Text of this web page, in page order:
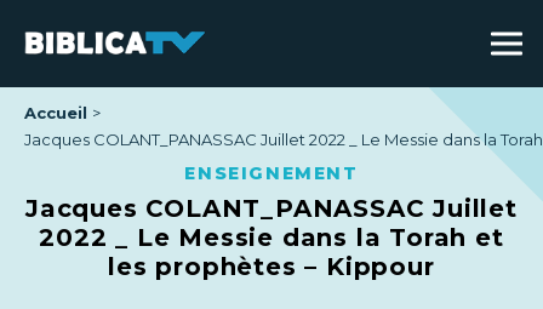
Accueil
Jacques COLANT_PANASSAC Juillet 2022 _ Le Messie dans la
ENSEIGNEMENT
Jacques COLANT_PANASSAC Juillet
2022 _ Le Messie dans la Torah et
les prophètes – Kippour